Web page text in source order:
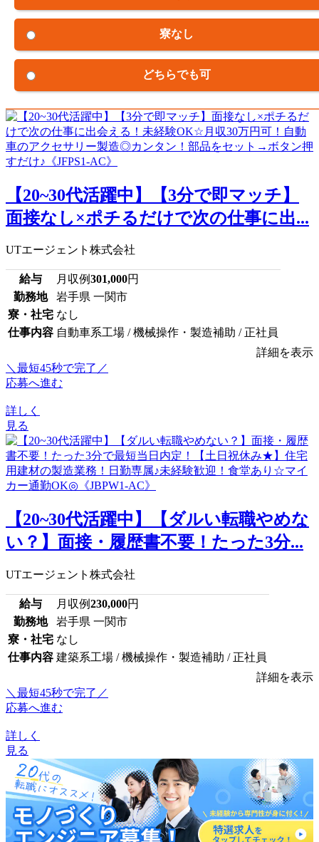
寮なし
どちらでも可
【20~30代活躍中】【3分で即マッチ】
面接なし×ポチるだけで次の仕事に出...
UTエージェント株式会社
給与 月収例301,000円
勤務地
岩手県 一関市
寮・社宅 なし
仕事内容 自動車系工場 / 機械操作・製造補助 / 正社員
詳細を表示
＼最短45秒で完了／
応募へ進む
詳しく
見る
【20~30代活躍中】【ダルい転職やめな
い？】面接・履歴書不要！たった3分...
UTエージェント株式会社
給与 月収例230,000円
勤務地
岩手県 一関市
寮・社宅 なし
仕事内容 建築系工場 / 機械操作・製造補助 / 正社員
詳細を表示
＼最短45秒で完了／
応募へ進む
詳しく
見る